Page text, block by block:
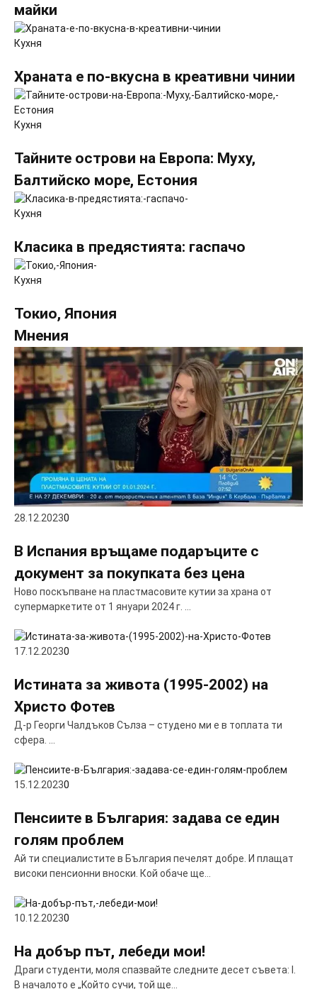
майки
Кухня
Храната е по-вкусна в креативни чинии
Кухня
Тайните острови на Европа: Муху,
Балтийско море, Естония
Кухня
Класика в предястията: гаспачо
Кухня
Токио, Япония
Мнения
28.12.20230
В Испания връщаме подаръците с
документ за покупката без цена
Ново поскъпване на пластмасовите кутии за храна от
супермаркетите от 1 януари 2024 г. …
17.12.20230
Истината за живота (1995-2002) на
Христо Фотев
Д-р Георги Чалдъков Сълза – студено ми е в топлата ти
сфера. …
15.12.20230
Пенсиите в България: задава се един
голям проблем
Ай ти специалистите в България печелят добре. И плащат
високи пенсионни вноски. Кой обаче ще…
10.12.20230
На добър път, лебеди мои!
Драги студенти, моля спазвайте следните десет съвета: I.
В началото е „Kойто сучи, той ще…